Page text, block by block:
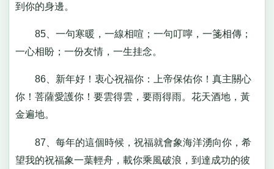
到你的身邊。
85、一句寒暖，一線相喧；一句叮嚀，一箋相傳；
一心相盼；一份友情，一生挂念。
86、新年好！衷心祝福你：上帝保佑你！真主關心
你！菩薩愛護你！要雲得雲，要雨得雨。花天酒地，黃
金遍地。
87、每年的這個時候，祝福就會象海洋湧向你，希
望我的祝福象一葉輕舟，載你乘風破浪，到達成功的彼